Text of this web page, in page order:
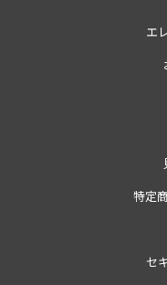
エ
特定
セ